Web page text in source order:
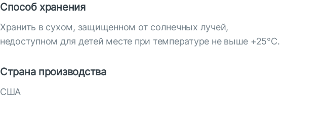
Способ хранения
Хранить в сухом, защищенном от солнечных лучей,
недоступном для детей месте при температуре не выше +25°С.
Страна производства
США